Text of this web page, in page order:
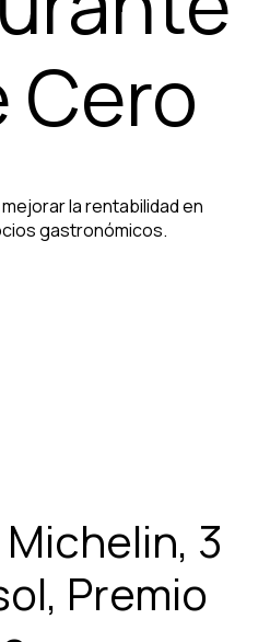
Cero
la rentabilidad en
gastronómicos.
3
Premio